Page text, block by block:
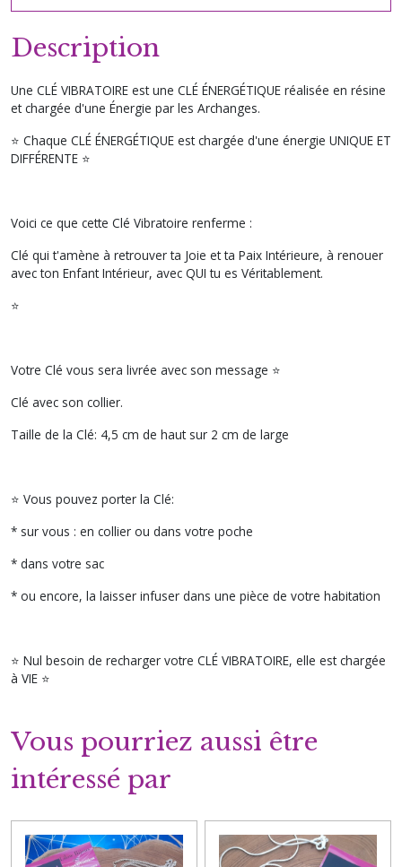
Description
Une CLÉ VIBRATOIRE est une CLÉ ÉNERGÉTIQUE réalisée en résine
et chargée d'une Énergie par les Archanges.
⭐ Chaque CLÉ ÉNERGÉTIQUE est chargée d'une énergie UNIQUE ET
DIFFÉRENTE ⭐
Voici ce que cette Clé Vibratoire renferme :
Clé qui t'amène à retrouver ta Joie et ta Paix Intérieure, à renouer
avec ton Enfant Intérieur, avec QUI tu es Véritablement.
⭐
Votre Clé vous sera livrée avec son message ⭐
Clé avec son collier.
Taille de la Clé: 4,5 cm de haut sur 2 cm de large
⭐ Vous pouvez porter la Clé:
* sur vous : en collier ou dans votre poche
* dans votre sac
* ou encore, la laisser infuser dans une pièce de votre habitation
⭐ Nul besoin de recharger votre CLÉ VIBRATOIRE, elle est chargée
à VIE ⭐
Vous pourriez aussi être
intéressé par